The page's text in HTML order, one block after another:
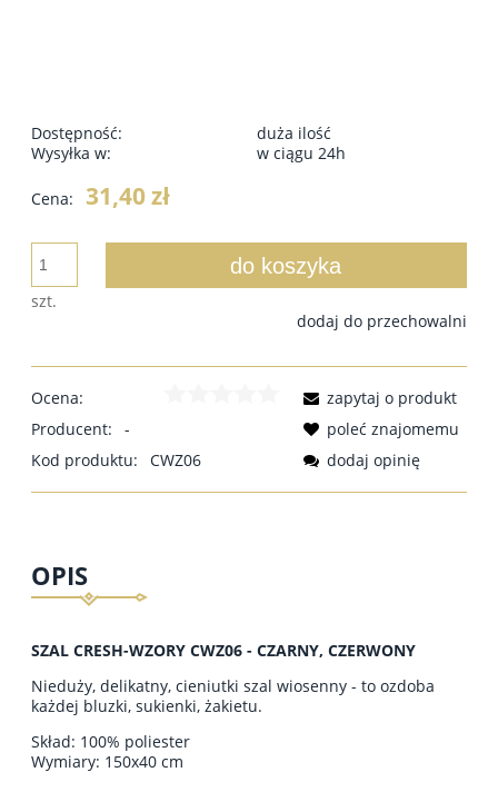
Dostępność:
duża ilość
Wysyłka w:
w ciągu 24h
Cena: 31,40 zł
szt.
do koszyka
dodaj do przechowalni
Ocena:
Producent:
-
Kod produktu:
CWZ06
zapytaj o produkt
poleć znajomemu
dodaj opinię
OPIS
SZAL CRESH-WZORY CWZ06 - CZARNY, CZERWONY
Nieduży, delikatny, cieniutki szal wiosenny - to ozdoba
każdej bluzki, sukienki, żakietu.
Skład: 100% poliester
Wymiary: 150x40 cm